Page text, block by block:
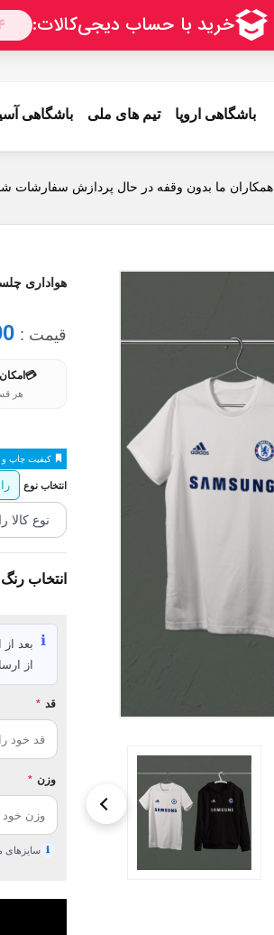
باشگاهی اروپا تیم های ملی باشگاهی
همکاران ما بدون وقفه در حال پردازش سفارشات
هواداری چلسی طرح 6 (تیشرت ،
قیمت :
💳 امکان
هر
کیفیت چاپ
انتخاب نوع
انتخاب
ℹ️
بعد
از
قد *
وزن *
ℹ سایزهای